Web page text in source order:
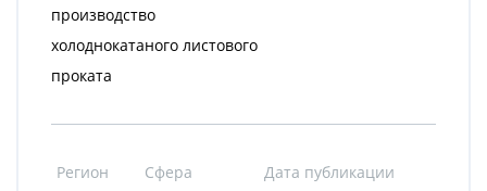
производство
холоднокатаного листового
проката
Регион Сфера
Дата публикации